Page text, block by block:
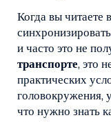
Когда вы читаете
и часто это не
транспорте, это
практических
головокружения,
что нужно знать